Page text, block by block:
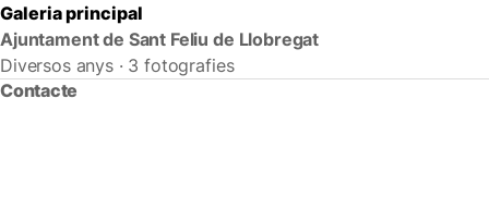
Galeria principal
Ajuntament de Sant Feliu de Llobregat
Diversos anys · 3 fotografies
Contacte